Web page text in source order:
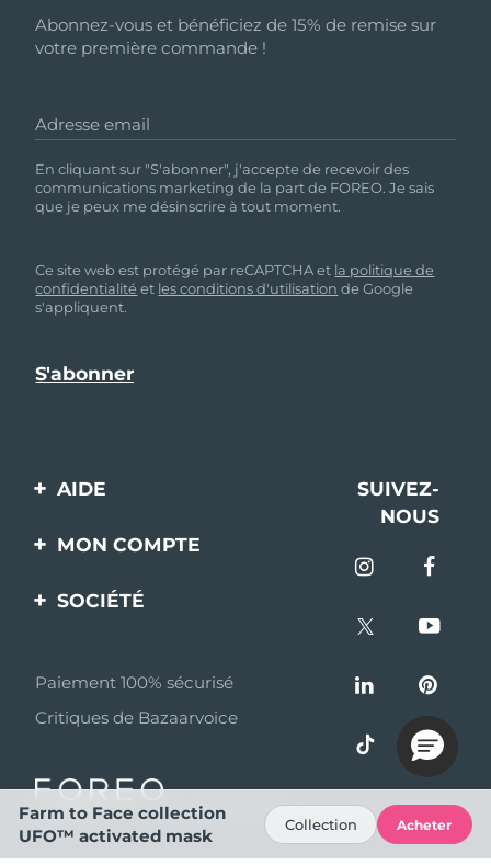
Abonnez-vous et bénéficiez de 15% de remise sur
votre première commande !
Adresse email
En cliquant sur "S'abonner", j'accepte de recevoir des
communications marketing de la part de FOREO. Je sais
que je peux me désinscrire à tout moment.
Ce site web est protégé par reCAPTCHA et la politique de
confidentialité et les conditions d'utilisation de Google
s'appliquent.
AIDE
Contactez-nous
livraisons
Questions et réponses
Informations sur la
SUIVEZ-
NOUS
MON COMPTE
Enregistrement produit
SOCIÉTÉ
Programme d’affiliation
Nouvelles d'affiliation
Partenaires
distributeurs
Paiement 100% sécurisé
Critiques de Bazaarvoice
© 2026 FOREO Tous droits réservés
Farm to Face collection
UFO™ activated mask
Collection Acheter